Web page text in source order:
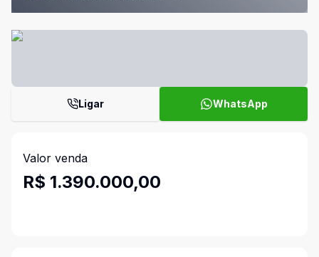
Ligar WhatsApp
Valor venda
R$ 1.390.000,00